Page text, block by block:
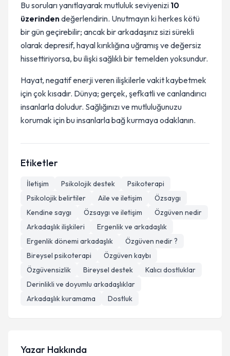
Bu soruları yanıtlayarak mutluluk seviyenizi 10
üzerindendeğerlendirin. Unutmayın ki herkes kötü
bir gün geçirebilir; ancak bir arkadaşınız sizi sürekli
olarak depresif, hayal kırıklığına uğramış ve değersiz
hissettiriyorsa, bu ilişki sağlıklı bir temelden yoksundur.
Hayat, negatif enerji veren ilişkilerle vakit kaybetmek
için çok kısadır. Dünya; gerçek, şefkatli ve canlandırıcı
insanlarla doludur. Sağlığınızı ve mutluluğunuzu
korumak için bu insanlarla bağ kurmaya odaklanın.
Etiketler
İletişim Psikolojik destek
Psikoterapi
Psikolojik belirtiler
Aile ve iletişim
Özsaygı
Kendine saygı
Özsaygı ve iletişim
Özgüven nedir
Arkadaşlık ilişkileri
Ergenlik ve arkadaşlık
Ergenlik dönemi arkadaşlık
Özgüven nedir ?
Bireysel psikoterapi
Özgüven kaybı
Özgüvensizlik
Bireysel destek
Kalıcı dostluklar
Derinlikli ve doyumlu arkadaşlıklar
Arkadaşlık kuramama
Dostluk
Yazar Hakkında